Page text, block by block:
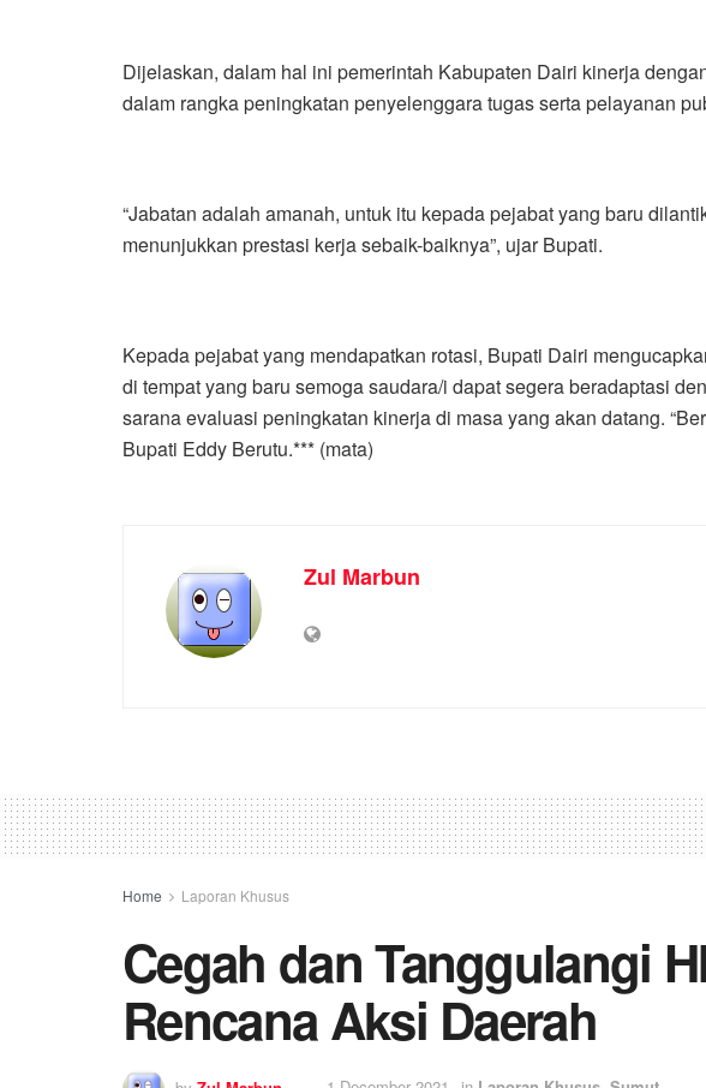
Dijelaskan, dalam hal ini pemerintah Kabupaten Dairi kinerja
dalam rangka peningkatan penyelenggara tugas serta pelayanan
“Jabatan adalah amanah, untuk itu kepada pejabat yang baru
menunjukkan prestasi kerja sebaik-baiknya”, ujar Bupati.
Kepada pejabat yang mendapatkan rotasi, Bupati Dairi
di tempat yang baru semoga saudara/i dapat segera beradaptasi
sarana evaluasi peningkatan kinerja di masa yang akan datang.
Bupati Eddy Berutu.*** (mata)
Zul Marbun
Home Laporan Khusus
Cegah dan Tanggulangi
Rencana Aksi Daerah